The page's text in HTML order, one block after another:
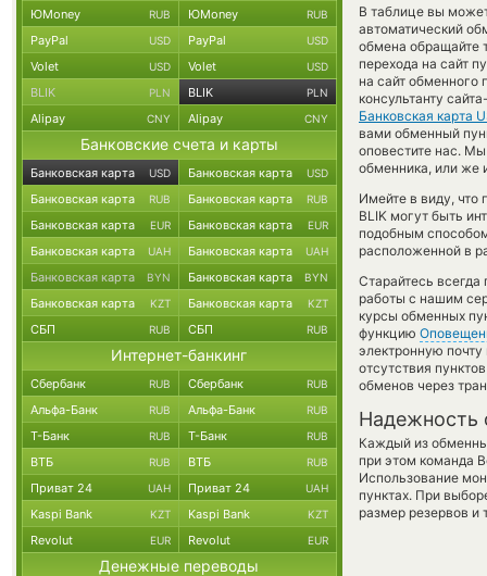
В таблице вы
автоматический
обмена обращайте
перехода на сайт
на сайт обменного
консультанту
Банковская карта
вами обменный
оповестите нас.
обменника, или же
Имейте в виду, что
BLIK могут быть
подобным
расположенной в
Старайтесь
работы с нашим
курсы обменных
функцию
электронную
отсутствия
обменов через
Надежность
Каждый из
при этом команда
Использование
пунктах. При
размер резервов и
ЮMoney RUB ЮMoney RUB
PayPal USD PayPal USD
Volet USD Volet USD
BLIK PLN BLIK PLN
Alipay CNY Alipay CNY
Банковские счета и карты
Банковская карта USD Банковская карта USD
Банковская карта RUB Банковская карта RUB
Банковская карта EUR Банковская карта EUR
Банковская карта UAH Банковская карта UAH
Банковская карта BYN Банковская карта BYN
Банковская карта KZT Банковская карта KZT
СБП RUB СБП RUB
Интернет-банкинг
Сбербанк RUB Сбербанк RUB
Альфа-Банк RUB Альфа-Банк RUB
Т-Банк RUB Т-Банк RUB
ВТБ RUB ВТБ RUB
Приват 24 UAH Приват 24 UAH
Kaspi Bank KZT Kaspi Bank KZT
Revolut EUR Revolut EUR
Денежные переводы